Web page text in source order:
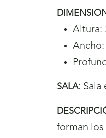
Altura:
Ancho:
SALA: Sala
forman los